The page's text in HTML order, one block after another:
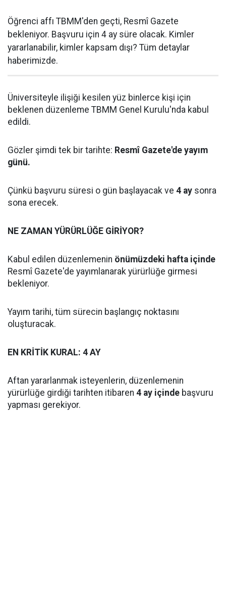
Öğrenci affı TBMM'den geçti, Resmî Gazete
bekleniyor. Başvuru için 4 ay süre olacak. Kimler
yararlanabilir, kimler kapsam dışı? Tüm detaylar
haberimizde.
Üniversiteyle ilişiği kesilen yüz binlerce kişi için
beklenen düzenleme TBMM Genel Kurulu'nda kabul
edildi.
Gözler şimdi tek bir tarihte: Resmî Gazete'de yayım
günü.
Çünkü başvuru süresi o gün başlayacak ve 4 ay sonra
sona erecek.
NE ZAMAN YÜRÜRLÜĞE GİRİYOR?
Kabul edilen düzenlemenin önümüzdeki hafta içinde
Resmî Gazete'de yayımlanarak yürürlüğe girmesi
bekleniyor.
Yayım tarihi, tüm sürecin başlangıç noktasını
oluşturacak.
EN KRİTİK KURAL: 4 AY
Aftan yararlanmak isteyenlerin, düzenlemenin
yürürlüğe girdiği tarihten itibaren 4 ay içinde başvuru
yapması gerekiyor.